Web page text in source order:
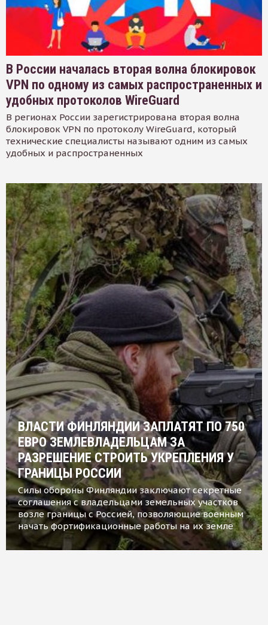
В России началась вторая волна блокировок
VPN по одному из самых распространенных и
удобных протоколов WireGuard
В регионах России зарегистрирована вторая волна
блокировок VPN по протоколу WireGuard, который
технические специалисты называют одним из самых
удобных и распространенных
ВЛАСТИ ФИНЛЯНДИИ ЗАПЛАТЯТ ПО 750
ЕВРО ЗЕМЛЕВЛАДЕЛЬЦАМ ЗА
РАЗРЕШЕНИЕ СТРОИТЬ УКРЕПЛЕНИЯ У
ГРАНИЦЫ РОССИИ
Силы обороны Финляндии заключают секретные
соглашения с владельцами земельных участков
возле границы с Россией, позволяющие военным
начать фортификационные работы на их земле